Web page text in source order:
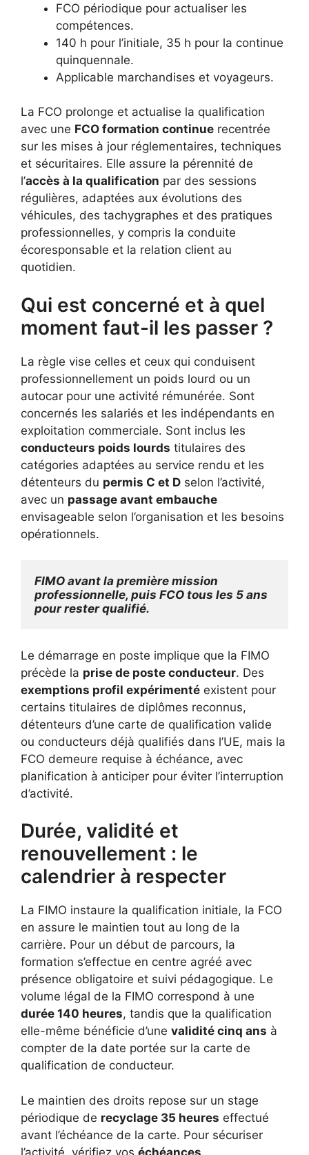
FCO périodique pour actualiser les
compétences.
140 h pour l’initiale, 35 h pour la continue
quinquennale.
Applicable marchandises et voyageurs.
La FCO prolonge et actualise la qualification
avec une FCO formation continue recentrée
sur les mises à jour réglementaires, techniques
et sécuritaires. Elle assure la pérennité de
l’accès à la qualification par des sessions
régulières, adaptées aux évolutions des
véhicules, des tachygraphes et des pratiques
professionnelles, y compris la conduite
écoresponsable et la relation client au
quotidien.
Qui est concerné et à quel
moment faut-il les passer ?
La règle vise celles et ceux qui conduisent
professionnellement un poids lourd ou un
autocar pour une activité rémunérée. Sont
concernés les salariés et les indépendants en
exploitation commerciale. Sont inclus les
conducteurs poids lourds titulaires des
catégories adaptées au service rendu et les
détenteurs du permis C et D selon l’activité,
avec un passage avant embauche
envisageable selon l’organisation et les besoins
opérationnels.
FIMO avant la première mission
professionnelle, puis FCO tous les 5 ans
pour rester qualifié.
Le démarrage en poste implique que la FIMO
précède la prise de poste conducteur. Des
exemptions profil expérimenté existent pour
certains titulaires de diplômes reconnus,
détenteurs d’une carte de qualification valide
ou conducteurs déjà qualifiés dans l’UE, mais la
FCO demeure requise à échéance, avec
planification à anticiper pour éviter l’interruption
d’activité.
Durée, validité et
renouvellement : le
calendrier à respecter
La FIMO instaure la qualification initiale, la FCO
en assure le maintien tout au long de la
carrière. Pour un début de parcours, la
formation s’effectue en centre agréé avec
présence obligatoire et suivi pédagogique. Le
volume légal de la FIMO correspond à une
durée 140 heures, tandis que la qualification
elle-même bénéficie d’une validité cinq ans à
compter de la date portée sur la carte de
qualification de conducteur.
Le maintien des droits repose sur un stage
périodique de recyclage 35 heures effectué
avant l’échéance de la carte. Pour sécuriser
l’activité, vérifiez vos échéances